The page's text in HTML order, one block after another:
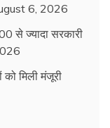
6, 2026
से ज्यादा सरकारी
मिली मंजूरी